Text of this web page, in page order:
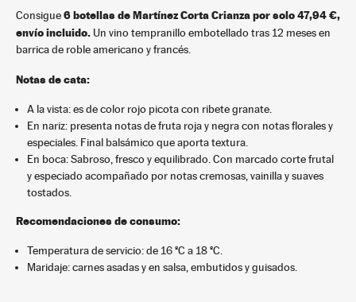
Consigue6 botellas de Martínez Corta Crianza por solo 47,94 €,
envío incluido. Un vino tempranillo embotellado tras 12 meses en
barrica de roble americano y francés.
Notas de cata:
A la vista: es de color rojo picota con ribete granate.
En nariz: presenta notas de fruta roja y negra con notas florales y
especiales. Final balsámico que aporta textura.
En boca: Sabroso, fresco y equilibrado. Con marcado corte frutal
y especiado acompañado por notas cremosas, vainilla y suaves
tostados.
Recomendaciones de consumo:
Temperatura de servicio: de 16 ºC a 18 ºC.
Maridaje: carnes asadas y en salsa, embutidos y guisados.